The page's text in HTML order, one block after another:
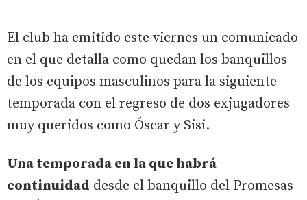
El club ha emitido este viernes un comunicado
en el que detalla como quedan los banquillos
de los equipos masculinos para la siguiente
temporada con el regreso de dos exjugadores
muy queridos como Óscar y Sisi.
Una temporada en la que habrá
continuidad desde el banquillo del Promesas